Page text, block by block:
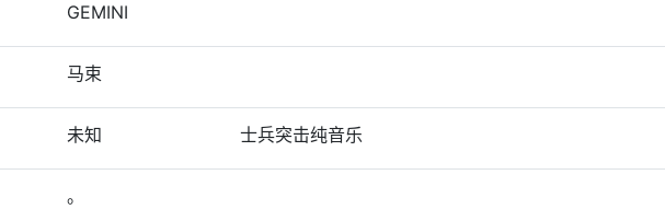
GEMINI
马束
未知 士兵突击纯音乐
。